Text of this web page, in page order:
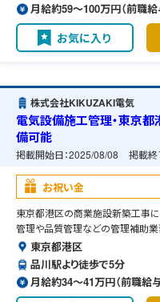
月給約59〜100万円（前職給
お気に入り
株式会社KIKUZAKI電気
電気設備施工管理・東京都
備可能
掲載開始日：2025/08/08 掲載終
お祝い金
東京都港区の商業施設新築工事
管理や品質管理などの管理補助業
東京都港区
品川駅より徒歩で5分
月給約34〜41万円（前職給